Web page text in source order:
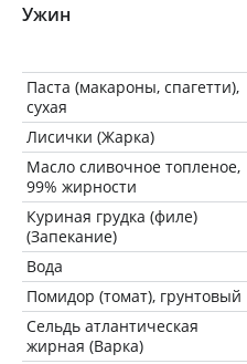
Ужин
Паста (макароны, спагетти),
сухая
Лисички (Жарка)
Масло сливочное топленое,
99% жирности
Куриная грудка (филе)
(Запекание)
Вода
Помидор (томат), грунтовый
Сельдь атлантическая
жирная (Варка)